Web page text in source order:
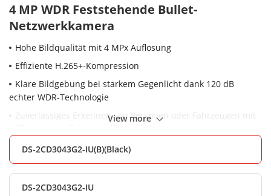
4 MP WDR Feststehende Bullet-
Netzwerkkamera
Hohe Bildqualität mit 4 MPx Auflösung
Effiziente H.265+-Kompression
Klare Bildgebung bei starkem Gegenlicht dank 120 dB
echter WDR-Technologie
Zuverlässiges Erkennen von Personen oder Fahrzeugen mit
Eingebautes Mikrofon für Echtzeit-Audioübertragung
Wettergeschützt (IP67) und vandalismusgeschützt (IK10)
View more
DS-2CD3043G2-IU(B)(Black)
DS-2CD3043G2-IU